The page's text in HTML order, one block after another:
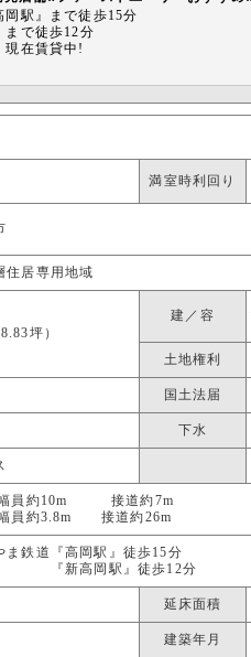
駅』まで徒歩15分
まで徒歩12分
現在賃貸中!
満室時利回り
住居専用地域
坪）
建／容
土地権利
国土法届
下水
員約10m 接道約7m
員約3.8m 接道約26m
ま鉄道『高岡駅』徒歩15分
『新高岡駅』徒歩12分
延床面積
建築年月